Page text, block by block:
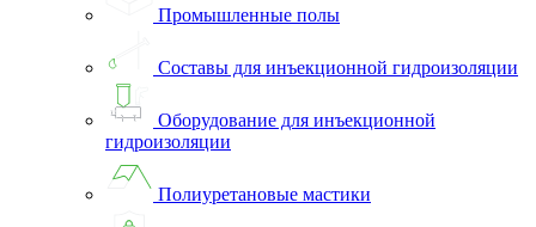
Промышленные полы
Составы для инъекционной гидроизоляции
Оборудование для инъекционной
гидроизоляции
Полиуретановые мастики